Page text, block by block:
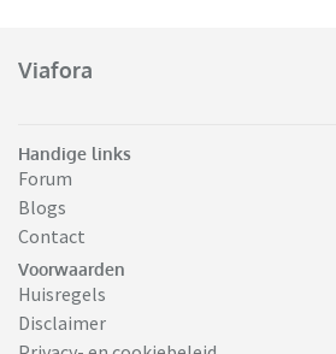
Viafora
Handige links
Forum
Blogs
Contact
Voorwaarden
Huisregels
Disclaimer